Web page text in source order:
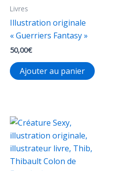
Livres
Illustration originale
« Guerriers Fantasy »
50,00€
Ajouter au panier